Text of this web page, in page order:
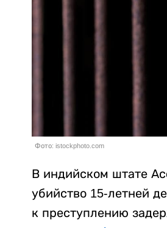
Фото: istockphoto.com
В индийском штате
убийство 15-летней
к преступлению